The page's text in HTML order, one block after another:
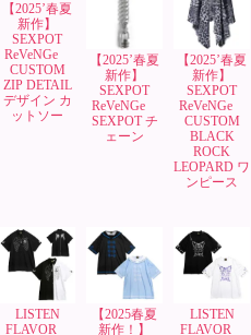
【2025’春夏
新作】
SEXPOT
ReVeNGe
CUSTOM
ZIP DETAIL
デザイン カ
ットソー
【2025’春夏
新作】
SEXPOT
ReVeNGe
SEXPOT チ
ェーン
【2025’春夏
新作】
SEXPOT
ReVeNGe
CUSTOM
BLACK
ROCK
LEOPARD ワ
ンピース
LISTEN
FLAVOR
【2025春夏
新作！】
LISTEN
FLAVOR